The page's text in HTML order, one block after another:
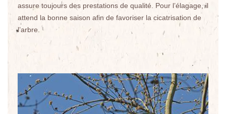
assure toujours des prestations de qualité. Pour l’élagage, il
attend la bonne saison afin de favoriser la cicatrisation de
l’arbre.